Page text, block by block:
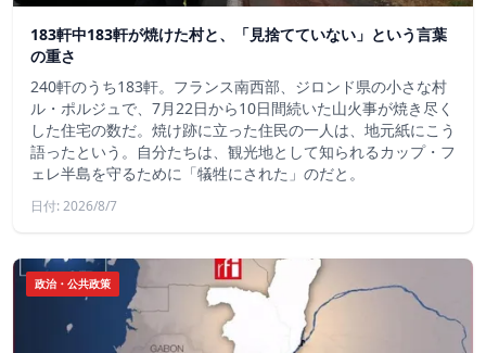
183軒中183軒が焼けた村と、「見捨てていない」という言葉
の重さ
240軒のうち183軒。フランス南西部、ジロンド県の小さな村
ル・ポルジュで、7月22日から10日間続いた山火事が焼き尽く
した住宅の数だ。焼け跡に立った住民の一人は、地元紙にこう
語ったという。自分たちは、観光地として知られるカップ・フ
ェレ半島を守るために「犠牲にされた」のだと。
日付: 2026/8/7
政治・公共政策